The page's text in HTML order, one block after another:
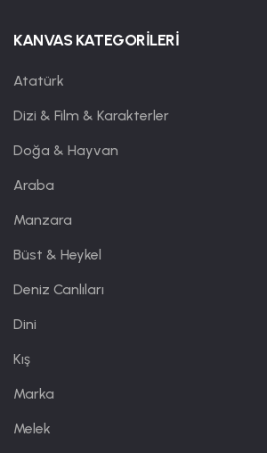
KANVAS KATEGORİLERİ
Atatürk
Dizi & Film & Karakterler
Doğa & Hayvan
Araba
Manzara
Büst & Heykel
Deniz Canlıları
Dini
Kış
Marka
Melek